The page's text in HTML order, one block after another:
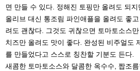
면 만들 수 있다. 정해진 토핑만 올려도 되
올리브 대신 통조림 파인애플을 올려도 좋
려도 괜찮다. 그것도 귀찮으면 토마토소스
치즈만 올려도 맛이 좋다. 완성된 비주얼도
를 만들었다고 스스로 칭찬할 기분도 든다.
새콤한 토마토소스와 달콤한 옥수수, 짭조